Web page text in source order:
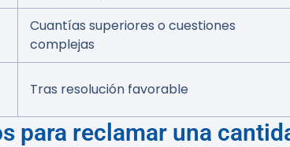
Cuantías superiores o cuestiones
complejas
Tras resolución favorable
para reclamar una